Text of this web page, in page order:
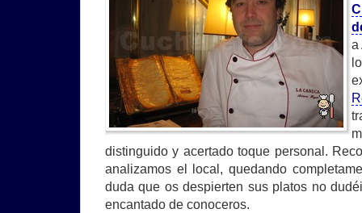
a
distinguido y acertado toque personal.
analizamos el local, quedando
duda que os despierten sus platos no
encantado de conoceros.